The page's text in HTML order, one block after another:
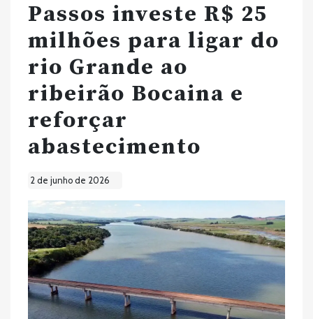
Passos investe R$ 25
milhões para ligar do
rio Grande ao
ribeirão Bocaina e
reforçar
abastecimento
2 de junho de 2026